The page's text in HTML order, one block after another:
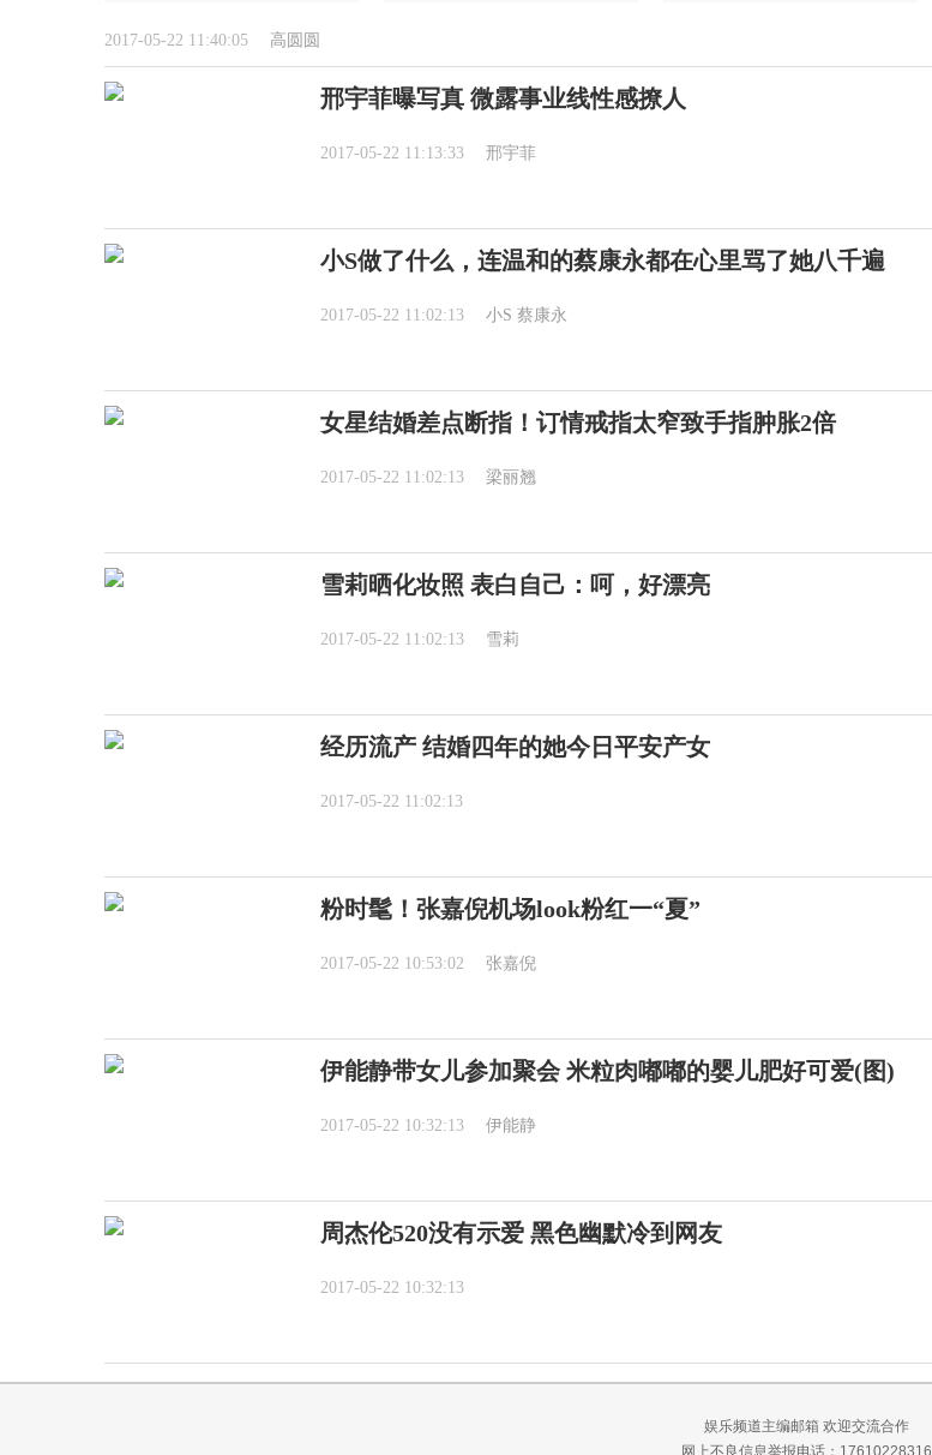
2017-05-22 11:40:05 高圆圆
邢宇菲曝写真 微露事业线性感撩人
2017-05-22 11:13:33 邢宇菲
小S做了什么，连温和的蔡康永都在心里骂了她八千遍
2017-05-22 11:02:13 小S 蔡康永
女星结婚差点断指！订情戒指太窄致手指肿胀2倍
2017-05-22 11:02:13 梁丽翘
雪莉晒化妆照 表白自己：呵，好漂亮
2017-05-22 11:02:13 雪莉
经历流产 结婚四年的她今日平安产女
2017-05-22 11:02:13
粉时髦！张嘉倪机场look粉红一“夏”
2017-05-22 10:53:02 张嘉倪
伊能静带女儿参加聚会 米粒肉嘟嘟的婴儿肥好可爱(图)
2017-05-22 10:32:13 伊能静
周杰伦520没有示爱 黑色幽默冷到网友
2017-05-22 10:32:13
娱乐频道主编邮箱 欢迎交流合作
网上不良信息举报电话：17610228316